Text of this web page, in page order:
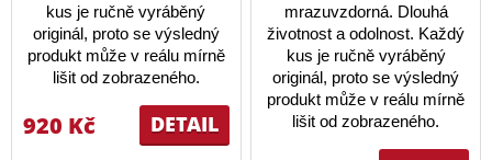
kus je ručně vyráběný
originál, proto se výsledný
produkt může v reálu mírně
lišit od zobrazeného.
DETAIL
920 Kč
mrazuvzdorná. Dlouhá
životnost a odolnost. Každý
kus je ručně vyráběný
originál, proto se výsledný
produkt může v reálu mírně
lišit od zobrazeného.